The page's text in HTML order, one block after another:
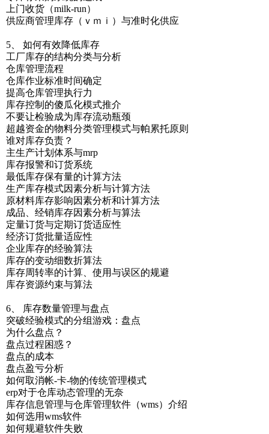
上门收货（milk-run）
供应商管理库存（ｖｍｉ）与准时化供应
5、 如何有效降低库存
工厂库存的结构分类与分析
仓库管理流程
仓库作业标准时间确定
提高仓库管理执行力
库存控制的傻瓜化模式推介
不要让检验成为库存流动瓶颈
超越资金的物料分类管理模式与帕累托原则
谁对库存负责？
主生产计划体系与mrp
库存报警和订货系统
最低库存保有量的计算方法
生产库存模式因素分析与计算方法
原材料库存影响因素分析和计算方法
成品、经销库存因素分析与算法
定量订货与定期订货适应性
经济订货批量适应性
企业库存的经验算法
库存的变动细数折算法
库存周转率的计算、使用与误区的规避
库存资源约束与算法
6、 库存数量管理与盘点
突破经验模式的分组游戏：盘点
为什么盘点？
盘点过程困惑？
盘点的成本
盘点盈亏分析
如何取消帐-卡-物的传统管理模式
erp对于仓库动态管理的无奈
库存信息管理与仓库管理软件（wms）介绍
如何选用wms软件
如何规避软件失败